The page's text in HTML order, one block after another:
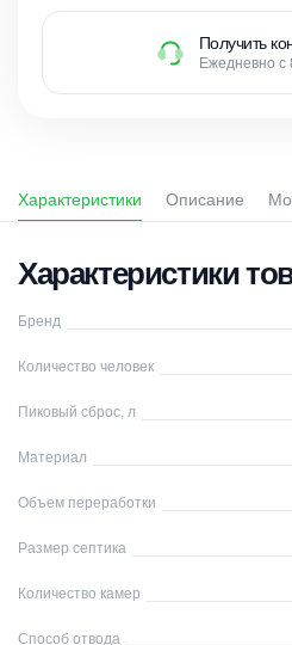
Получить
Ежедневно с
Характеристики Описание
Характеристики
Бренд
Количество человек
Пиковый сброс, л
Материал
Объем переработки
Размер септика
Количество камер
Способ отвода